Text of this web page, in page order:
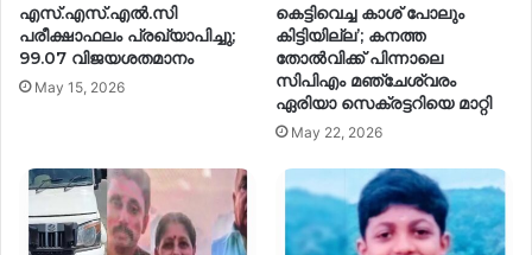
എസ്.എസ്.എൽ.സി
പരീക്ഷാഫലം പ്രഖ്യാപിച്ചു;
99.07 വിജയശതമാനം
May 15, 2026
കെട്ടിവെച്ച കാശ് പോലും
കിട്ടിയില്ല’; കനത്ത
തോൽവിക്ക് പിന്നാലെ
സിപിഎം മഞ്ചേശ്വരം
ഏരിയാ സെക്രട്ടറിയെ മാറ്റി
May 22, 2026